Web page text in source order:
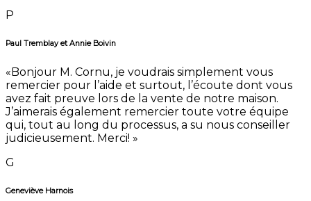
P
Paul Tremblay et Annie Boivin
«Bonjour M. Cornu, je voudrais simplement vous
remercier pour l’aide et surtout, l’écoute dont vous
avez fait preuve lors de la vente de notre maison.
J’aimerais également remercier toute votre équipe
qui, tout au long du processus, a su nous conseiller
judicieusement. Merci! »
G
Geneviève Harnois